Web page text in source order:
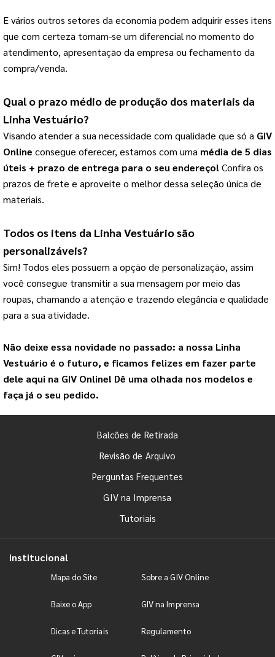
E vários outros setores da economia podem adquirir esses itens
que com certeza tornam-se um diferencial no momento do
atendimento, apresentação da empresa ou fechamento da
compra/venda.
Linha Vestuário?
Visando atender a sua necessidade com qualidade que só a GIV
Online consegue oferecer, estamos com uma média de 5 dias
úteis + prazo de entrega para o seu endereço! Confira os
prazos de frete e aproveite o melhor dessa seleção única de
materiais.
Todos os itens da Linha Vestuário são
personalizáveis?
Sim! Todos eles possuem a opção de personalização, assim
você consegue transmitir a sua mensagem por meio das
roupas, chamando a atenção e trazendo elegância e qualidade
para a sua atividade.
Não deixe essa novidade no passado: a nossa Linha
Vestuário é o futuro, e ficamos felizes em fazer parte
dele aqui na GIV Online! Dê uma olhada nos modelos e
faça já o seu pedido.
Balcões de Retirada
Revisão de Arquivo
Perguntas Frequentes
GIV na Imprensa
Tutoriais
Institucional
Mapa do Site Sobre a GIV Online
Baixe o App GIV na Imprensa
Dicas e Tutoriais Regulamento